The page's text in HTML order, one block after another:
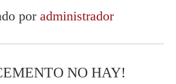
por administrador
NO HAY!